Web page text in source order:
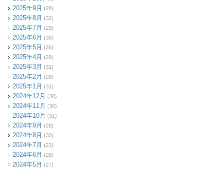
2025年9月 (28)
2025年8月 (32)
2025年7月 (29)
2025年6月 (30)
2025年5月 (26)
2025年4月 (29)
2025年3月 (31)
2025年2月 (28)
2025年1月 (31)
2024年12月 (30)
2024年11月 (30)
2024年10月 (31)
2024年9月 (28)
2024年8月 (30)
2024年7月 (23)
2024年6月 (28)
2024年5月 (27)